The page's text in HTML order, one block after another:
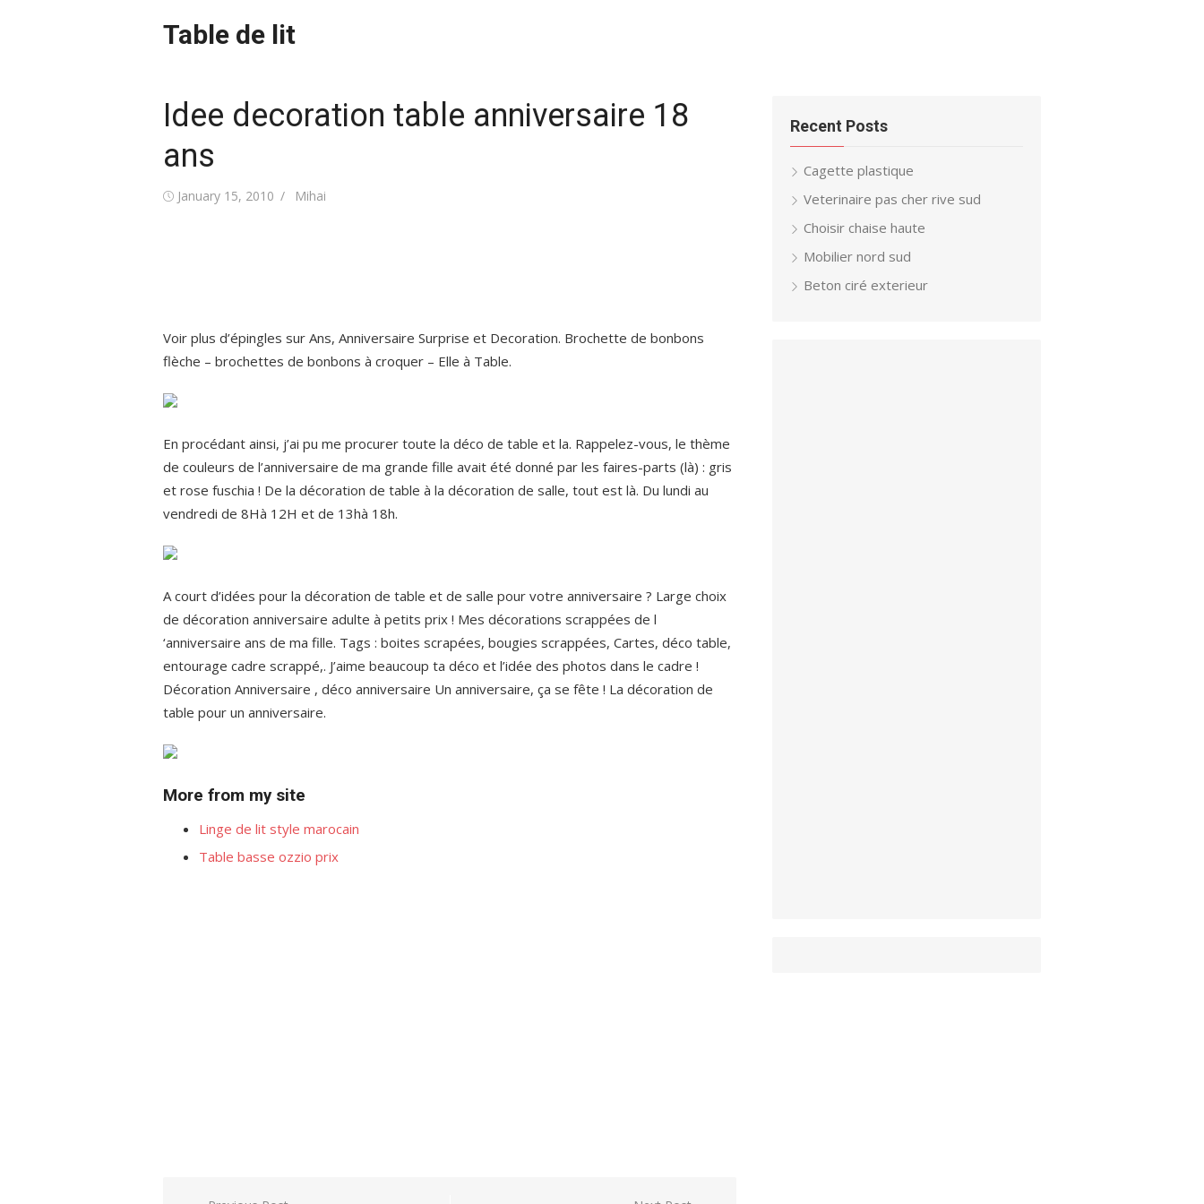
Table de lit
Idee decoration table anniversaire 18
ans
Posted
January 15, 2010 Author
Mihai
Voir plus d’épingles sur Ans, Anniversaire Surprise et Decoration. Brochette de bonbons
flèche – brochettes de bonbons à croquer – Elle à Table.
En procédant ainsi, j’ai pu me procurer toute la déco de table et la. Rappelez-vous, le thème
de couleurs de l’anniversaire de ma grande fille avait été donné par les faires-parts (là) : gris
et rose fuschia ! De la décoration de table à la décoration de salle, tout est là. Du lundi au
vendredi de 8Hà 12H et de 13hà 18h.
A court d’idées pour la décoration de table et de salle pour votre anniversaire ? Large choix
de décoration anniversaire adulte à petits prix ! Mes décorations scrappées de l
‘anniversaire ans de ma fille. Tags : boites scrapées, bougies scrappées, Cartes, déco table,
entourage cadre scrappé,. J’aime beaucoup ta déco et l’idée des photos dans le cadre !
Décoration Anniversaire , déco anniversaire Un anniversaire, ça se fête ! La décoration de
table pour un anniversaire.
More from my site
Linge de lit style marocain
Table basse ozzio prix
Recent Posts
Cagette plastique
Veterinaire pas cher rive sud
Choisir chaise haute
Mobilier nord sud
Beton ciré exterieur